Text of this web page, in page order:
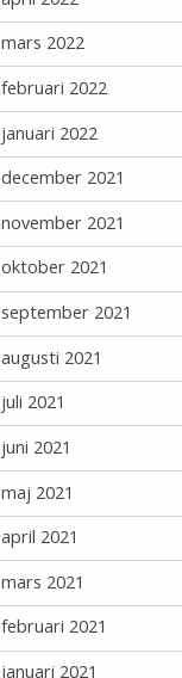
mars 2022
februari 2022
januari 2022
december 2021
november 2021
oktober 2021
september 2021
augusti 2021
juli 2021
juni 2021
maj 2021
april 2021
mars 2021
februari 2021
januari 2021